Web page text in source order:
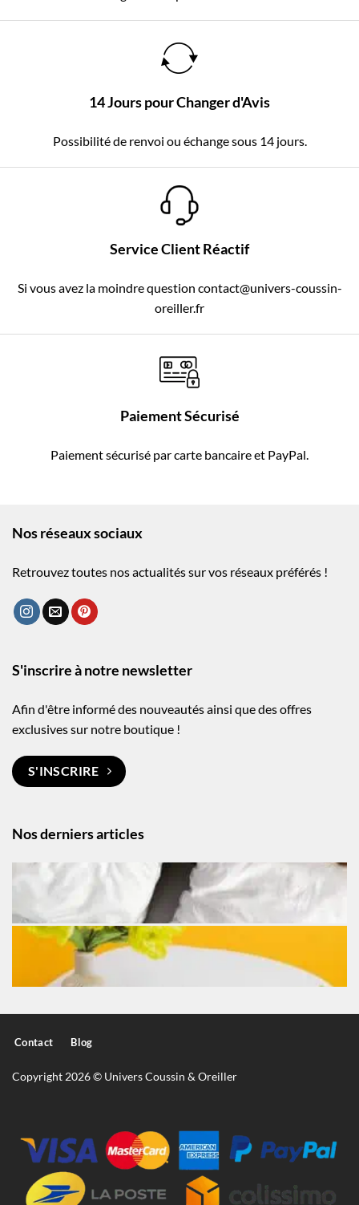
14 Jours pour Changer d'Avis
Possibilité de renvoi ou échange sous 14 jours.
Service Client Réactif
Si vous avez la moindre question contact@univers-coussin-
oreiller.fr
Paiement Sécurisé
Paiement sécurisé par carte bancaire et PayPal.
Nos réseaux sociaux
Retrouvez toutes nos actualités sur vos réseaux préférés !
Nos derniers articles
S'inscrire à notre newsletter
Afin d'être informé des nouveautés ainsi que des offres
exclusives sur notre boutique !
S'INSCRIRE
Contact Blog
Copyright 2026 © Univers Coussin & Oreiller